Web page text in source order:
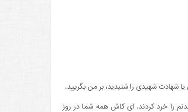
یا شهادت شهیدى را شنیدید، بر من بگریید.
را خرد کردند. اى کاش همه شما در روز